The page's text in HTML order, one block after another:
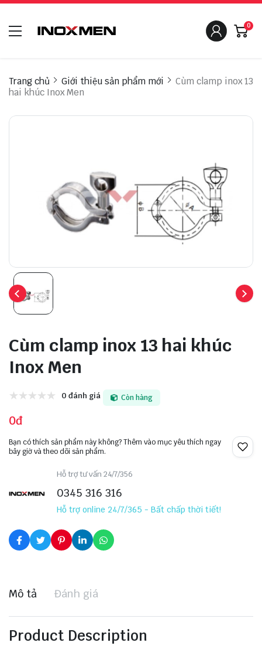
0
Trang chủ Giới thiệu sản phẩm mới
Cùm clamp inox 13
hai khúc Inox Men
Cùm clamp inox 13 hai khúc
Inox Men
0 đánh giá Còn hàng
0đ
Bạn có thích sản phẩm này không? Thêm vào mục yêu thích ngay
bây giờ và theo dõi sản phẩm.
Hỗ trợ tư vấn 24/7/356
0345 316 316
Hỗ trợ online 24/7/365 - Bất chấp thời tiết!
Mô tả Đánh giá
Product Description